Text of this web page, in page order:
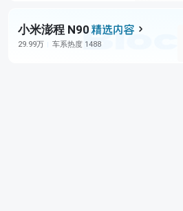
小米澎程 N90
29.99万 车系热度 1488